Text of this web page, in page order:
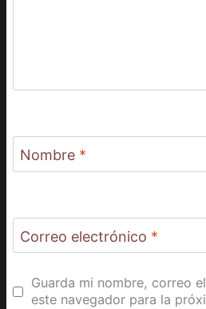
Nombre *
Correo electrónico *
Guarda mi nombre, correo
este navegador para la